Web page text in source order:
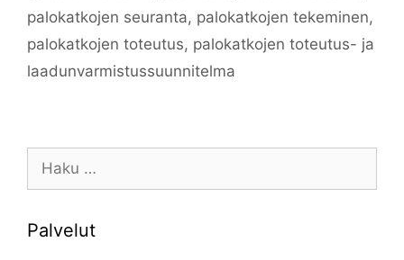
palokatkojen seuranta, palokatkojen tekeminen,
palokatkojen toteutus, palokatkojen toteutus- ja
laadunvarmistussuunnitelma
Palvelut